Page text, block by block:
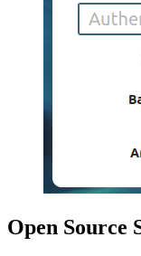
Open Source